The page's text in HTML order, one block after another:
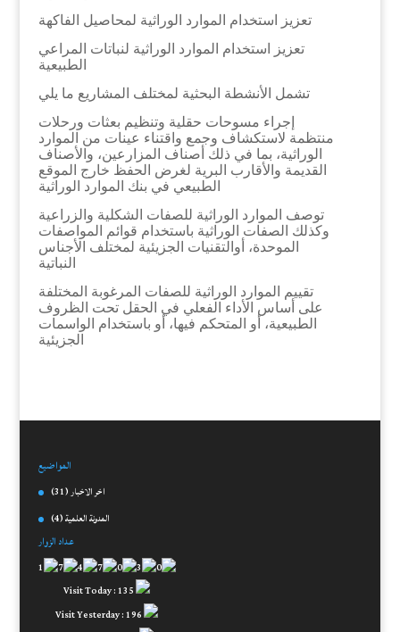
تعزيز استخدام الموارد الوراثية لمحاصيل الفاكهة
تعزيز استخدام الموارد الوراثية لنباتات المراعي
الطبيعية
تشمل الأنشطة البحثية لمختلف المشاريع ما يلي
إجراء مسوحات حقلية وتنظيم بعثات ورحلات
منتظمة لاستكشاف وجمع واقتناء عينات من الموارد
الوراثية، بما في ذلك أصناف المزارعين، والأصناف
القديمة والأقارب البرية لغرض الحفظ خارج الموقع
الطبيعي في بنك الموارد الوراثية
توصف الموارد الوراثية للصفات الشكلية والزراعية
وكذلك الصفات الوراثية باستخدام قوائم المواصفات
الموحدة، أوالتقنيات الجزيئية لمختلف الأجناس
النباتية
تقييم الموارد الوراثية للصفات المرغوبة المختلفة
على أساس الأداء الفعلي في الحقل تحت الظروف
الطبيعية، أو المتحكم فيها، أو باستخدام الواسمات
الجزيئية
المواضيع
اخر الاخبار(31)
المدونة العلمية(4)
عداد الزوار
Visit Today : 135
Visit Yesterday : 196